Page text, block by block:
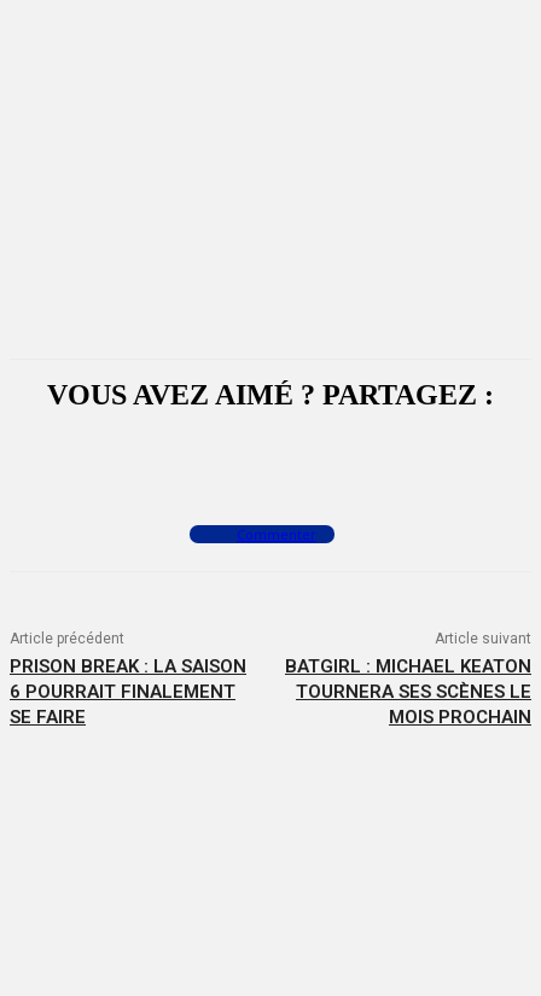
VOUS AVEZ AIMÉ ? PARTAGEZ :
Commenter
Article précédent
PRISON BREAK : LA SAISON
6 POURRAIT FINALEMENT
SE FAIRE
Article suivant
BATGIRL : MICHAEL KEATON
TOURNERA SES SCÈNES LE
MOIS PROCHAIN